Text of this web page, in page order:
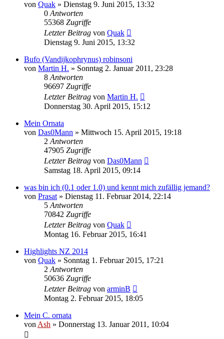
von Quak » Dienstag 9. Juni 2015, 13:32
0 Antworten
55368 Zugriffe
Letzter Beitrag von Quak
Dienstag 9. Juni 2015, 13:32
Bufo (Vandijkophrynus) robinsoni
von Martin H. » Sonntag 2. Januar 2011, 23:28
8 Antworten
96697 Zugriffe
Letzter Beitrag von Martin H.
Donnerstag 30. April 2015, 15:12
Mein Ornata
von Das0Mann » Mittwoch 15. April 2015, 19:18
2 Antworten
47905 Zugriffe
Letzter Beitrag von Das0Mann
Samstag 18. April 2015, 09:14
was bin ich (0.1 oder 1.0) und kennt mich zufällig jemand?
von Prasat » Dienstag 11. Februar 2014, 22:14
5 Antworten
70842 Zugriffe
Letzter Beitrag von Quak
Montag 16. Februar 2015, 16:41
Highlights NZ 2014
von Quak » Sonntag 1. Februar 2015, 17:21
2 Antworten
50636 Zugriffe
Letzter Beitrag von arminB
Montag 2. Februar 2015, 18:05
Mein C. ornata
von Ash » Donnerstag 13. Januar 2011, 10:04